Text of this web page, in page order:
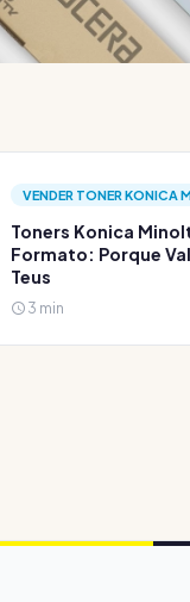
VENDER TONER KONICA
Toners Konica
Formato: Porque
Teus
3 min